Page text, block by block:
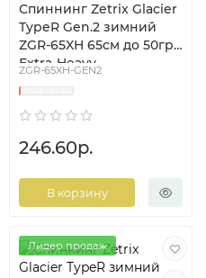
Спиннинг Zetrix Glacier
TypeR Gen.2 зимний
ZGR-65XH 65см до 50гр
Extra-Heavy
ZGR-65XH-GEN2
246.60р.
В корзину
Лидер продаж